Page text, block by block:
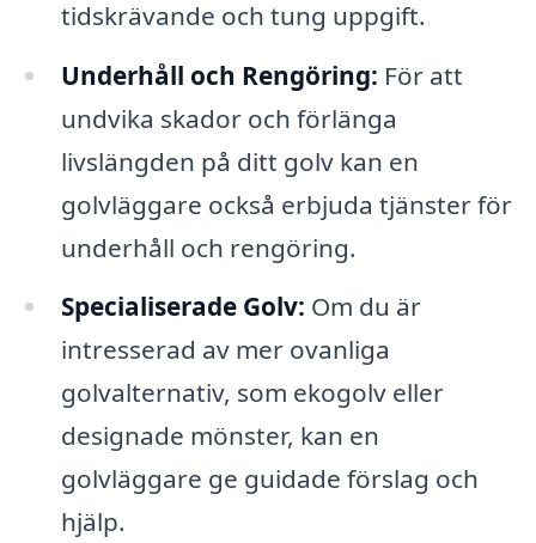
tidskrävande och tung uppgift.
Underhåll och Rengöring: För att
undvika skador och förlänga
livslängden på ditt golv kan en
golvläggare också erbjuda tjänster för
underhåll och rengöring.
Specialiserade Golv: Om du är
intresserad av mer ovanliga
golvalternativ, som ekogolv eller
designade mönster, kan en
golvläggare ge guidade förslag och
hjälp.